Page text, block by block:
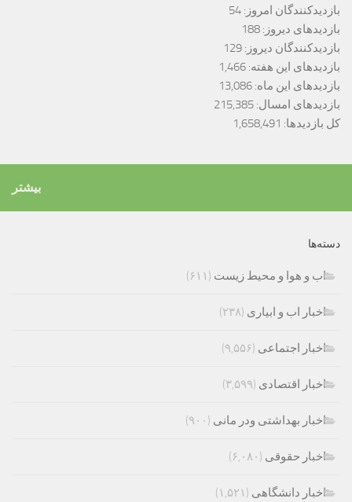
بازدیدکنندگان امروز: 54
بازدیدهای دیروز: 188
بازدیدکنندگان دیروز: 129
بازدیدهای این هفته: 1,466
بازدیدهای این ماه: 13,086
بازدیدهای امسال: 215,385
کل بازدیدها: 1,658,491
بیشتر
دسته‌ها
اب و هوا و محیط زیست (۶۱۱)
اخبار اب و ابیاری (۲۳۸)
اخبار اجتماعی (۹,۵۵۶)
اخبار اقتصادی (۳,۵۹۹)
اخبار بهداشتی ودر مانی (۹۰۰)
اخبار حقوقی (۶,۰۸۰)
اخبار دانشگاهی (۱,۵۲۱)